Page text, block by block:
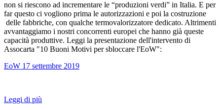
non si riescono ad incrementare le “produzioni verdi” in Italia. E per
far questo ci vogliono prima le autorizzazioni e poi la costruzione
delle fabbriche, con qualche termovalorizzatore dedicato. Altrimenti
avvantaggiamo i nostri concorrenti europei che hanno già queste
capacità produttive. Leggi la presentazione dell'intervento di
Assocarta "10 Buoni Motivi per sbloccare l'EoW":
EoW 17 settembre 2019
Leggi di più